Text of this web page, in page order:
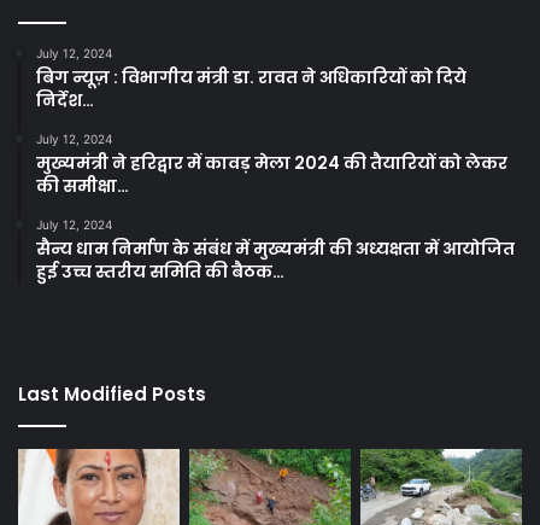
July 12, 2024
बिग न्यूज़ : विभागीय मंत्री डा. रावत ने अधिकारियों को दिये
निर्देश…
July 12, 2024
मुख्यमंत्री ने हरिद्वार में कावड़ मेला 2024 की तैयारियों को लेकर
की समीक्षा…
July 12, 2024
सैन्य धाम निर्माण के संबंध में मुख्यमंत्री की अध्यक्षता में आयोजित
हुई उच्च स्तरीय समिति की बैठक…
Last Modified Posts